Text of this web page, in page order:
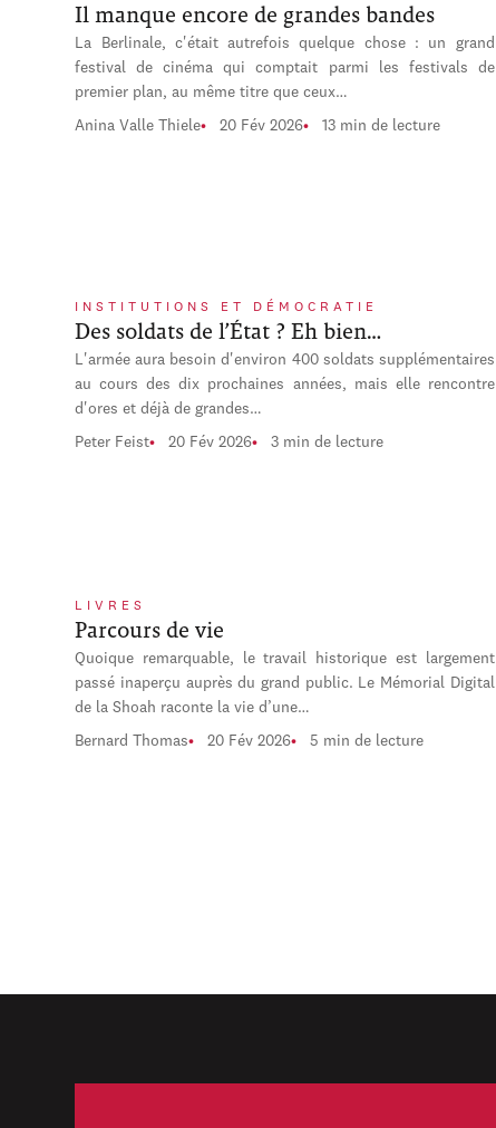
Il manque encore de grandes bandes
La Berlinale, c'était autrefois quelque chose : un grand
festival de cinéma qui comptait parmi les festivals de
premier plan, au même titre que ceux…
Anina Valle Thiele 20 Fév 2026 13 min de lecture
INSTITUTIONS ET DÉMOCRATIE
Des soldats de l’État ? Eh bien…
L'armée aura besoin d'environ 400 soldats supplémentaires
au cours des dix prochaines années, mais elle rencontre
d'ores et déjà de grandes…
Peter Feist 20 Fév 2026 3 min de lecture
LIVRES
Parcours de vie
Quoique remarquable, le travail historique est largement
passé inaperçu auprès du grand public. Le Mémorial Digital
de la Shoah raconte la vie d’une…
Bernard Thomas 20 Fév 2026 5 min de lecture